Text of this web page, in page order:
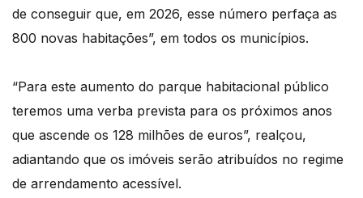
de conseguir que, em 2026, esse número perfaça as
800 novas habitações”, em todos os municípios.
“Para este aumento do parque habitacional público
teremos uma verba prevista para os próximos anos
que ascende os 128 milhões de euros”, realçou,
adiantando que os imóveis serão atribuídos no regime
de arrendamento acessível.